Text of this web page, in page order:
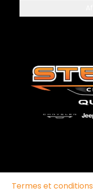
Termes et conditions